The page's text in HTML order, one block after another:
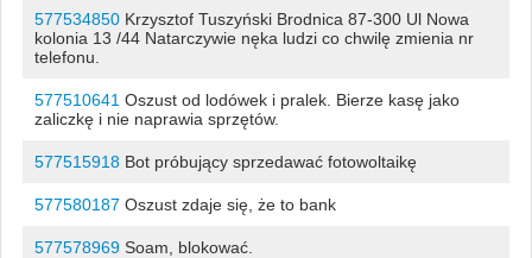
577534850Krzysztof Tuszyński Brodnica 87-300 Ul Nowa
kolonia 13 /44 Natarczywie nęka ludzi co chwilę zmienia nr
telefonu.
577510641 Oszust od lodówek i pralek. Bierze kasę jako
zaliczkę i nie naprawia sprzętów.
577515918Bot próbujący sprzedawać fotowoltaikę
577580187 Oszust zdaje się, że to bank
577578969Soam, blokować.